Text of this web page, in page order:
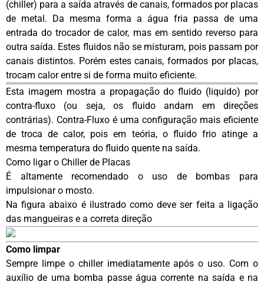
(chiller) para a saída através de canais, formados por placas
de metal. Da mesma forma a água fria passa de uma
entrada do trocador de calor, mas em sentido reverso para
outra saída. Estes fluidos não se misturam, pois passam por
canais distintos. Porém estes canais, formados por placas,
trocam calor entre si de forma muito eficiente.
Esta imagem mostra a propagação do fluido (liquido) por
contra-fluxo (ou seja, os fluido andam em direções
contrárias). Contra-Fluxo é uma configuração mais eficiente
de troca de calor, pois em teória, o fluido frio atinge a
mesma temperatura do fluido quente na saída.
Como ligar o Chiller de Placas
É altamente recomendado o uso de bombas para
impulsionar o mosto.
Na figura abaixo é ilustrado como deve ser feita a ligação
das mangueiras e a correta direção
Como limpar
Sempre limpe o chiller imediatamente após o uso. Com o
auxílio de uma bomba passe água corrente na saída e na